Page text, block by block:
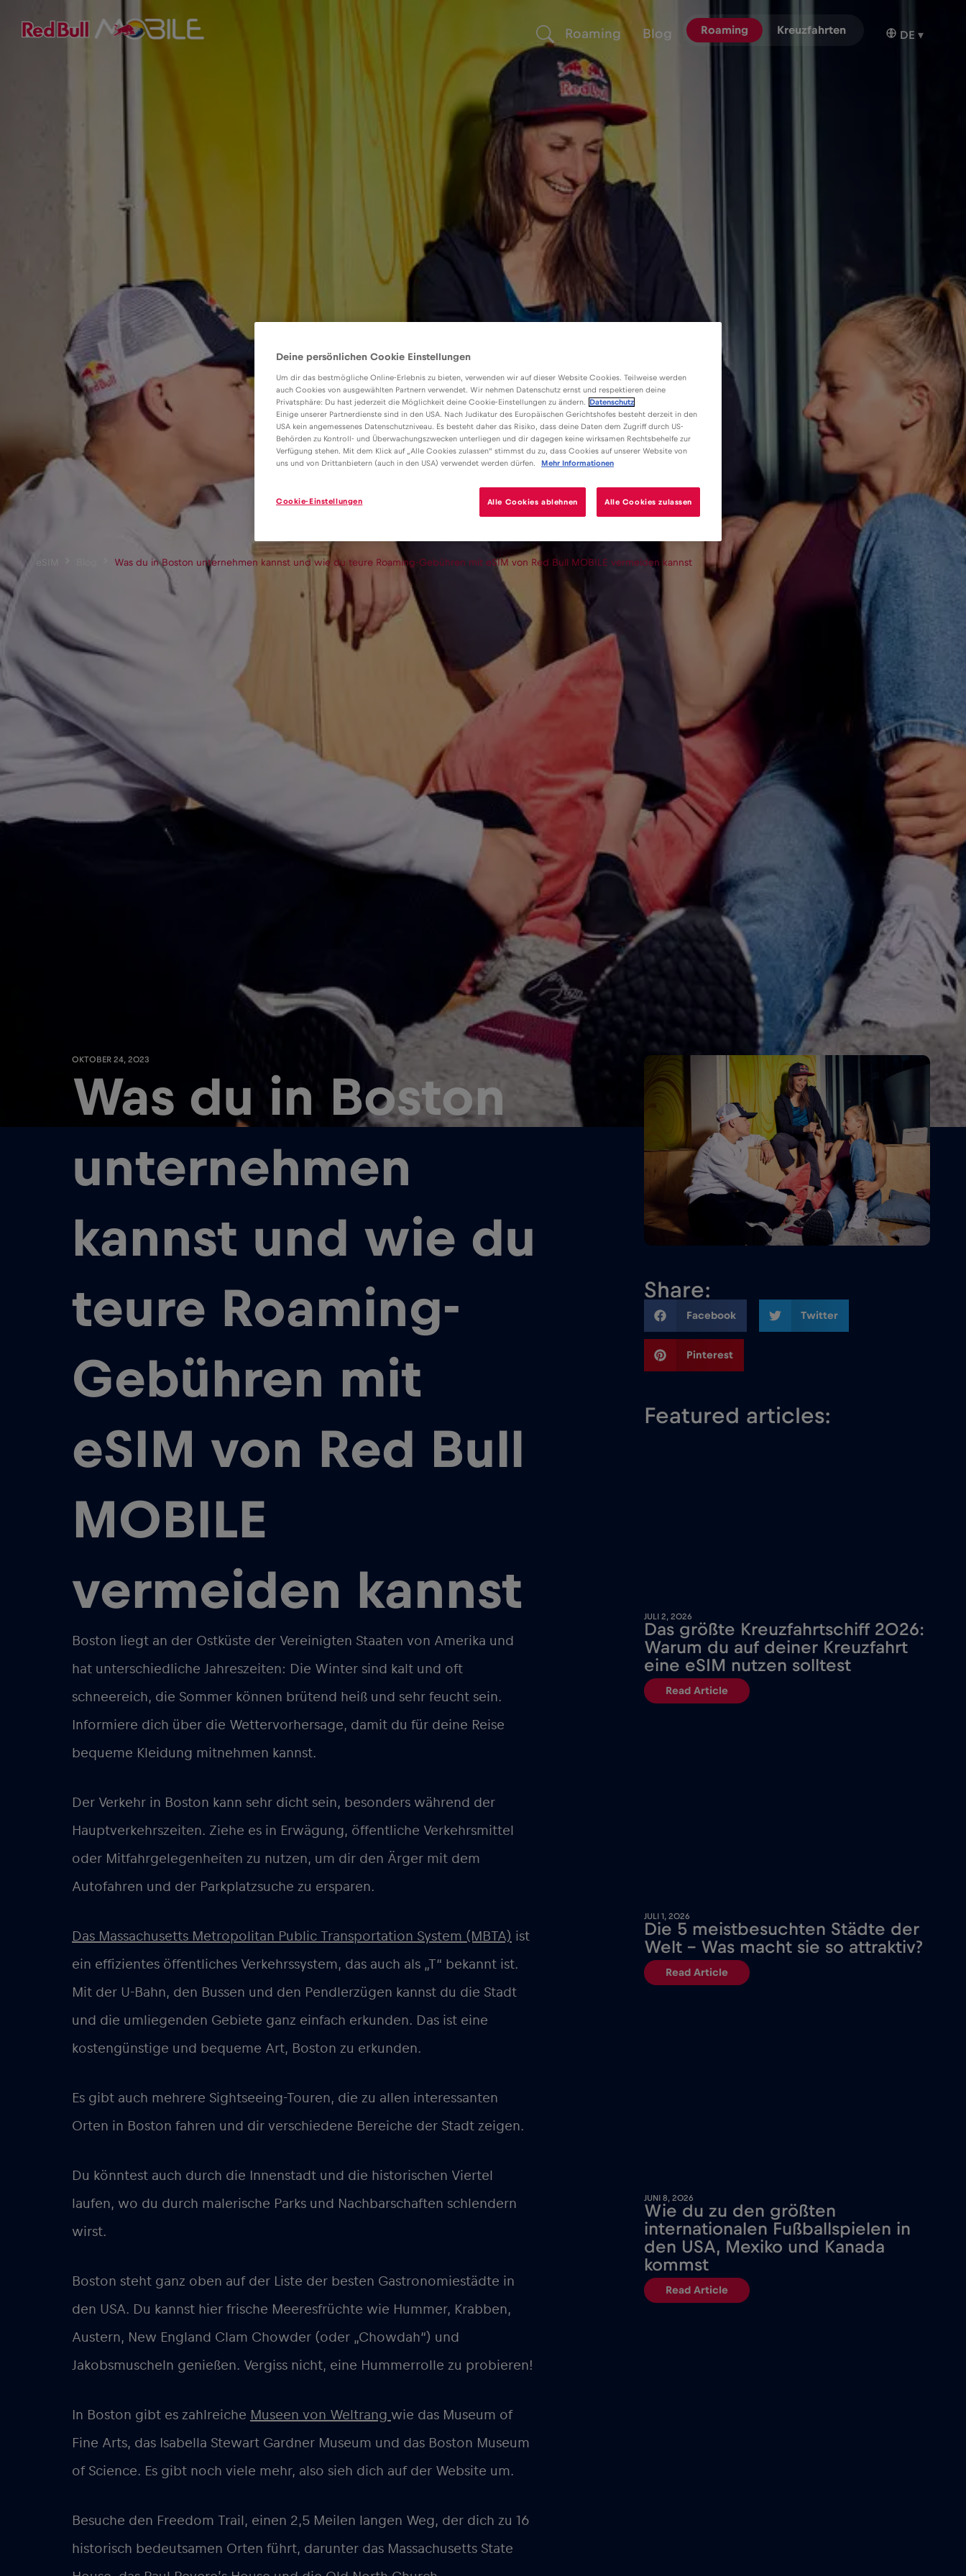
Roaming Blog Roaming Kreuzfahrten DE ▾
Was du in Boston unternehmen kannst und wie du teure Roaming-Gebühren mit eSIM von Red Bull MOBILE vermeiden kannst
OKTOBER 24, 2023
Was du in Boston
unternehmen
kannst und wie du
teure Roaming-
Gebühren mit
eSIM von Red Bull
MOBILE
vermeiden kannst
Boston liegt an der Ostküste der Vereinigten Staaten von Amerika und
hat unterschiedliche Jahreszeiten: Die Winter sind kalt und oft
schneereich, die Sommer können brütend heiß und sehr feucht sein.
Informiere dich über die Wettervorhersage, damit du für deine Reise
bequeme Kleidung mitnehmen kannst.
Der Verkehr in Boston kann sehr dicht sein, besonders während der
Hauptverkehrszeiten. Ziehe es in Erwägung, öffentliche Verkehrsmittel
oder Mitfahrgelegenheiten zu nutzen, um dir den Ärger mit dem
Autofahren und der Parkplatzsuche zu ersparen.
Das Massachusetts Metropolitan Public Transportation System (MBTA) ist
ein effizientes öffentliches Verkehrssystem, das auch als „T“ bekannt ist.
Mit der U-Bahn, den Bussen und den Pendlerzügen kannst du die Stadt
und die umliegenden Gebiete ganz einfach erkunden. Das ist eine
kostengünstige und bequeme Art, Boston zu erkunden.
Es gibt auch mehrere Sightseeing-Touren, die zu allen interessanten
Orten in Boston fahren und dir verschiedene Bereiche der Stadt zeigen.
Du könntest auch durch die Innenstadt und die historischen Viertel
laufen, wo du durch malerische Parks und Nachbarschaften schlendern
wirst.
Boston steht ganz oben auf der Liste der besten Gastronomiestädte in
den USA. Du kannst hier frische Meeresfrüchte wie Hummer, Krabben,
Austern, New England Clam Chowder (oder „Chowdah“) und
Jakobsmuscheln genießen. Vergiss nicht, eine Hummerrolle zu probieren!
In Boston gibt es zahlreiche Museen von Weltrang wie das Museum of
Fine Arts, das Isabella Stewart Gardner Museum und das Boston Museum
of Science. Es gibt noch viele mehr, also sieh dich auf der Website um.
Besuche den Freedom Trail, einen 2,5 Meilen langen Weg, der dich zu 16
historisch bedeutsamen Orten führt, darunter das Massachusetts State
Share:
Facebook Twitter
Pinterest
Featured articles:
JULI 2, 2026
Das größte Kreuzfahrtschiff 2026:
Warum du auf deiner Kreuzfahrt
eine eSIM nutzen solltest
Read Article
JULI 1, 2026
Die 5 meistbesuchten Städte der
Welt – Was macht sie so attraktiv?
Read Article
JUNI 8, 2026
Wie du zu den größten
internationalen Fußballspielen in
den USA, Mexiko und Kanada
kommst
Read Article
Deine persönlichen Cookie Einstellungen
Um dir das bestmögliche Online-Erlebnis zu bieten, verwenden wir auf dieser Website Cookies. Teilweise werden
auch Cookies von ausgewählten Partnern verwendet. Wir nehmen Datenschutz ernst und respektieren deine
Privatsphäre: Du hast jederzeit die Möglichkeit deine Cookie-Einstellungen zu ändern.
Datenschutz
Einige unserer Partnerdienste sind in den USA. Nach Judikatur des Europäischen Gerichtshofes besteht derzeit in den
USA kein angemessenes Datenschutzniveau. Es besteht daher das Risiko, dass deine Daten dem Zugriff durch US-
Behörden zu Kontroll- und Überwachungszwecken unterliegen und dir dagegen keine wirksamen Rechtsbehelfe zur
Verfügung stehen. Mit dem Klick auf „Alle Cookies zulassen“ stimmst du zu, dass Cookies auf unserer Website von
uns und von Drittanbietern (auch in den USA) verwendet werden dürfen.
Mehr Informationen
Alle Cookies ablehnen Alle Cookies zulassen
Cookie-Einstellungen